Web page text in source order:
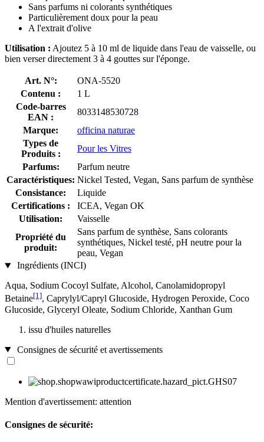
Sans parfums ni colorants synthétiques
Particulièrement doux pour la peau
A l'extrait d'olive
Utilisation : Ajoutez 5 à 10 ml de liquide dans l'eau de vaisselle, ou
bien verser directement 3 à 4 gouttes sur l'éponge.
Art. N°:
ONA-5520
Contenu :
1 L
Code-barres
EAN :
8033148530728
Marque:
officina naturae
Types de
Produits :
Pour les Vitres
Parfums:
Parfum neutre
Caractéristiques: Nickel Tested, Vegan, Sans parfum de synthèse
Consistance:
Liquide
Certifications :
ICEA, Vegan OK
Utilisation:
Vaisselle
Propriété du
produit:
Sans parfum de synthèse, Sans colorants
synthétiques, Nickel testé, pH neutre pour la
peau, Vegan
Ingrédients (INCI)
Aqua, Sodium Cocoyl Sulfate, Alcohol, Canolamidopropyl
Betaine[1], Caprylyl/Capryl Glucoside, Hydrogen Peroxide, Coco
Glucoside, Glyceryl Oleate, Sodium Chloride, Xanthan Gum
issu d'huiles naturelles
Consignes de sécurité et avertissements
Mention d'avertissement: attention
Consignes de sécurité: